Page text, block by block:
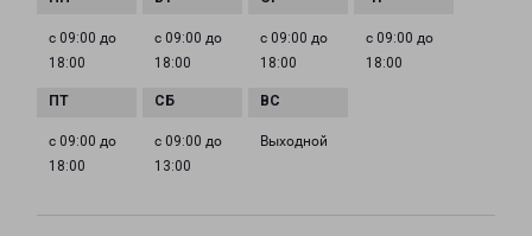
с 09:00 до
18:00
с 09:00 до
18:00
с 09:00 до
18:00
с 09:00 до
18:00
с 09:00 до
18:00
с 09:00 до
13:00
Выходной